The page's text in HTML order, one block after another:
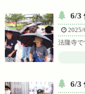
6/3
2025/
法隆寺で
6/3